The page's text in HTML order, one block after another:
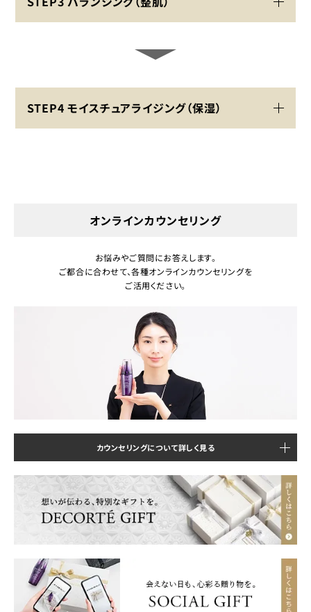
STEP4 モイスチュアライジング（保湿）
オンラインカウンセリング
お悩みやご質問にお答えします。
ご都合に合わせて、各種オンラインカウンセリングを
ご活用ください。
カウンセリングについて詳しく見る